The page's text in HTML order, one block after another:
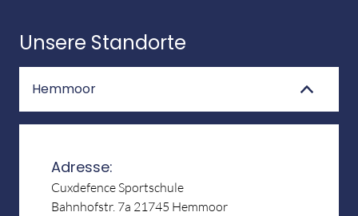
Kung Fu Turnen
Kindersicherheit & Selbstverteidigung
Street Kune Do
Grundschulen
Mobbing
Unsere Standorte
Hemmoor
Adresse:
Cuxdefence Sportschule
Bahnhofstr. 7a 21745 Hemmoor